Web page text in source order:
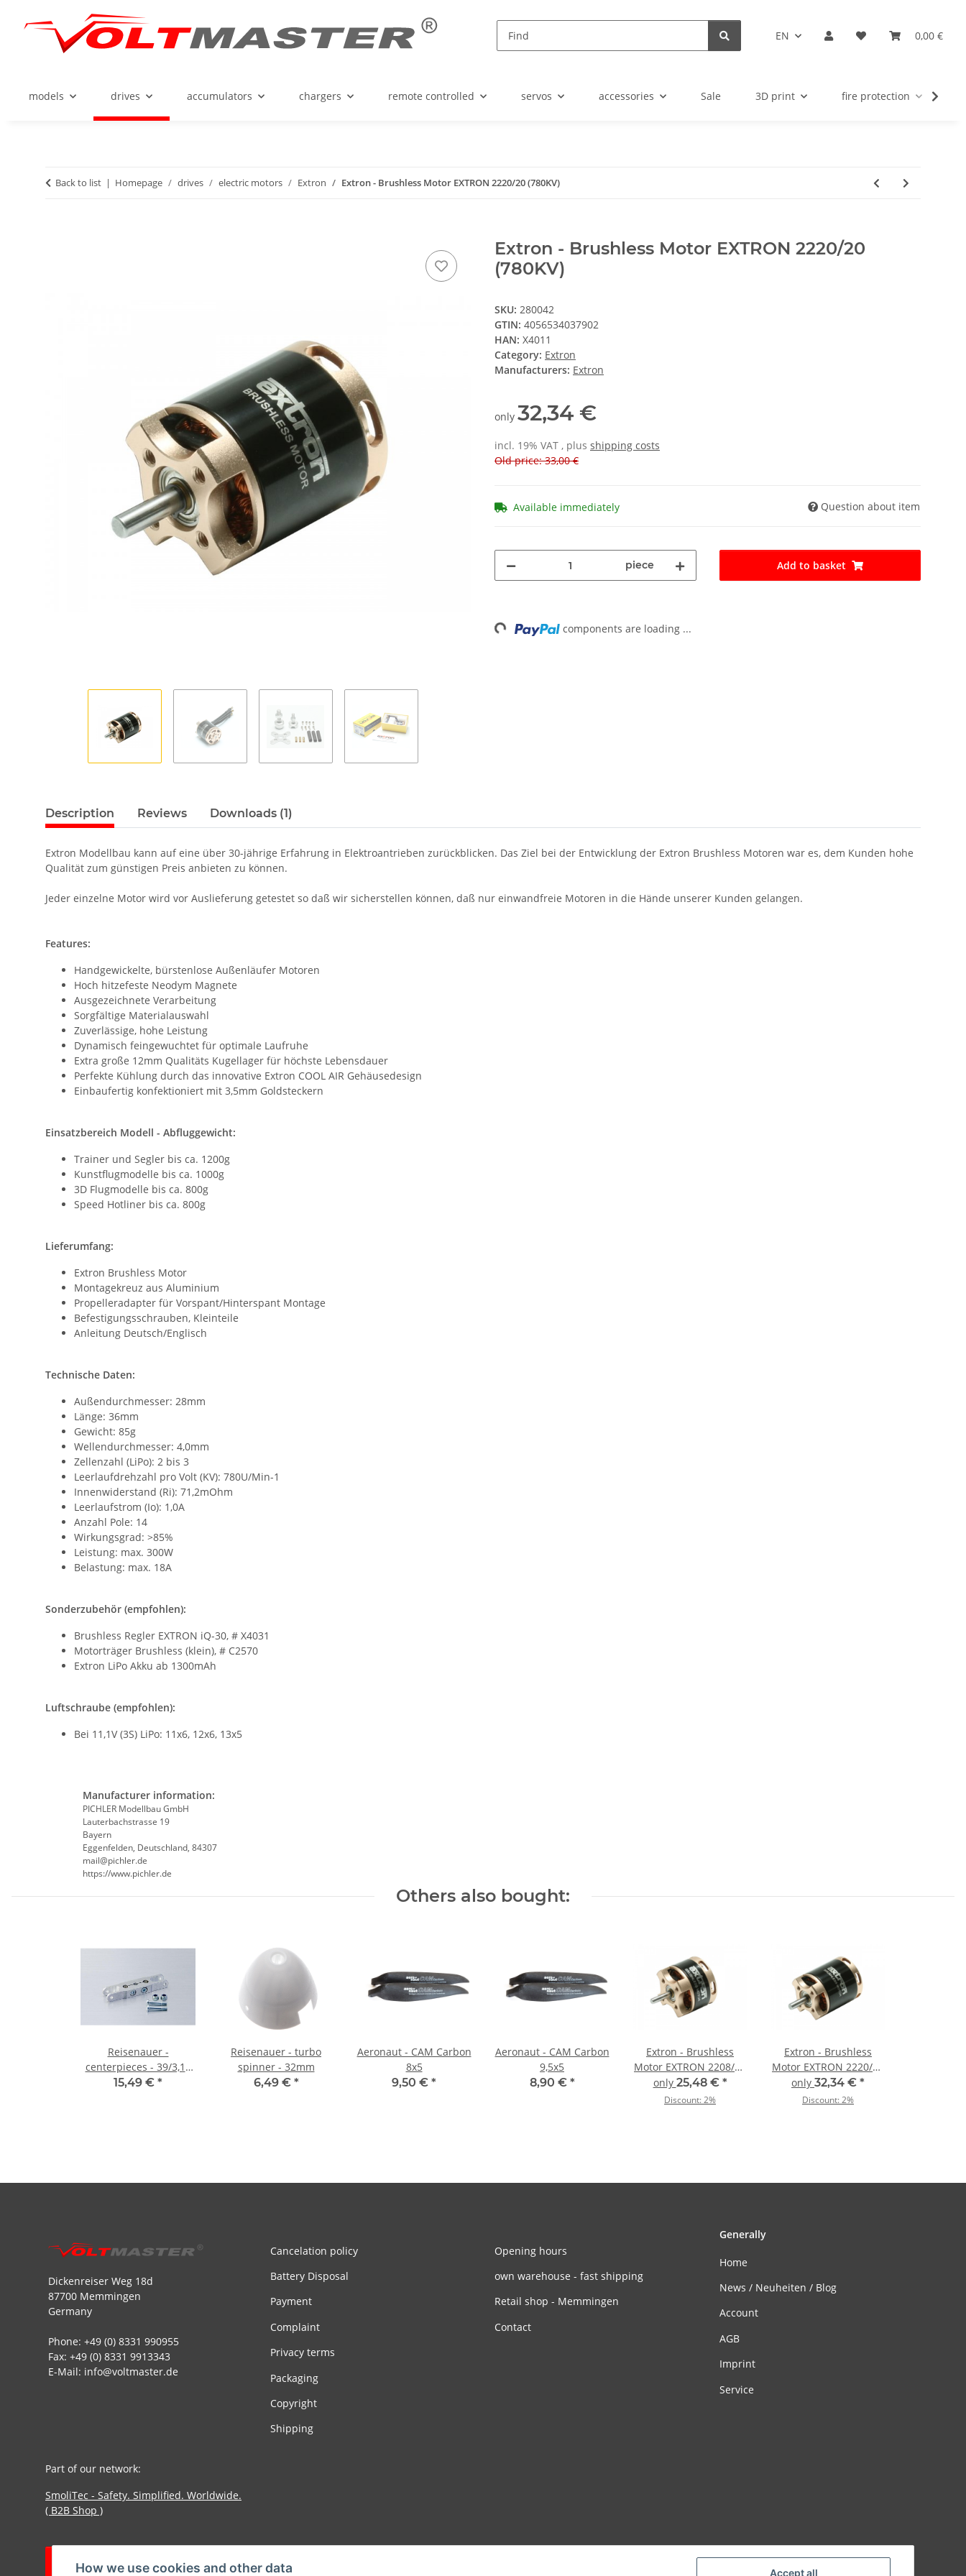
Accept all
How we use cookies and other data
EN 0,00 €
models drives accumulators chargers remote controlled servos accessories Sale 3D print fire protection
Back to list Homepage drives electric motors Extron Extron - Brushless Motor EXTRON 2220/20 (780KV)
Extron - Brushless Motor EXTRON 2220/20
(780KV)
SKU: 280042
GTIN: 4056534037902
HAN: X4011
Category: Extron
Manufacturers: Extron
only 32,34 €
incl. 19% VAT , plus shipping costs
Old price: 33,00 €
Available immediately Question about item
piece Add to basket
Loading... components are loading ...
Description Reviews Downloads (1)
Extron Modellbau kann auf eine über 30-jährige Erfahrung in Elektroantrieben zurückblicken. Das Ziel bei der Entwicklung der Extron Brushless Motoren war es, dem Kunden hohe
Qualität zum günstigen Preis anbieten zu können.
Jeder einzelne Motor wird vor Auslieferung getestet so daß wir sicherstellen können, daß nur einwandfreie Motoren in die Hände unserer Kunden gelangen.
Features:
Handgewickelte, bürstenlose Außenläufer Motoren
Hoch hitzefeste Neodym Magnete
Ausgezeichnete Verarbeitung
Sorgfältige Materialauswahl
Zuverlässige, hohe Leistung
Dynamisch feingewuchtet für optimale Laufruhe
Extra große 12mm Qualitäts Kugellager für höchste Lebensdauer
Perfekte Kühlung durch das innovative Extron COOL AIR Gehäusedesign
Einbaufertig konfektioniert mit 3,5mm Goldsteckern
Einsatzbereich Modell - Abfluggewicht:
Trainer und Segler bis ca. 1200g
Kunstflugmodelle bis ca. 1000g
3D Flugmodelle bis ca. 800g
Speed Hotliner bis ca. 800g
Lieferumfang:
Extron Brushless Motor
Montagekreuz aus Aluminium
Propelleradapter für Vorspant/Hinterspant Montage
Befestigungsschrauben, Kleinteile
Anleitung Deutsch/Englisch
Technische Daten:
Außendurchmesser: 28mm
Länge: 36mm
Gewicht: 85g
Wellendurchmesser: 4,0mm
Zellenzahl (LiPo): 2 bis 3
Leerlaufdrehzahl pro Volt (KV): 780U/Min-1
Innenwiderstand (Ri): 71,2mOhm
Leerlaufstrom (Io): 1,0A
Anzahl Pole: 14
Wirkungsgrad: >85%
Leistung: max. 300W
Belastung: max. 18A
Sonderzubehör (empfohlen):
Brushless Regler EXTRON iQ-30, # X4031
Motorträger Brushless (klein), # C2570
Extron LiPo Akku ab 1300mAh
Luftschraube (empfohlen):
Bei 11,1V (3S) LiPo: 11x6, 12x6, 13x5
Manufacturer information:
PICHLER Modellbau GmbH
Lauterbachstrasse 19
Bayern
Eggenfelden, Deutschland, 84307
mail@pichler.de
https://www.pichler.de
Others also bought:
Reisenauer -
centerpieces - 39/3,17
mm
15,49 € *
Reisenauer - turbo
spinner - 32mm
6,49 € *
Aeronaut - CAM Carbon
8x5
9,50 € *
Aeronaut - CAM Carbon
9,5x5
8,90 € *
Extron - Brushless
Motor EXTRON 2208/34
(1130KV)
only 25,48 € *
Discount:2%
Extron - Brushless
Motor EXTRON 2220/16
(980KV)
only 32,34 € *
Discount:2%
Dickenreiser Weg 18d
87700 Memmingen
Germany
Phone: +49 (0) 8331 990955
Fax: +49 (0) 8331 9913343
E-Mail: info@voltmaster.de
Cancelation policy
Battery Disposal
Payment
Complaint
Privacy terms
Packaging
Copyright
Shipping
Opening hours
own warehouse - fast shipping
Retail shop - Memmingen
Contact
Generally
Home
News / Neuheiten / Blog
Account
AGB
Imprint
Service
Part of our network:
SmoliTec - Safety. Simplified. Worldwide.
( B2B Shop )
Withdraw contract